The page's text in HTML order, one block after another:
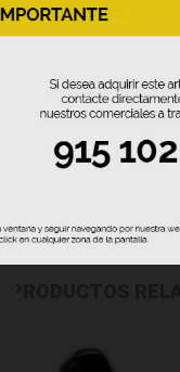
Opiniones
Es el Recambio
prensador Go